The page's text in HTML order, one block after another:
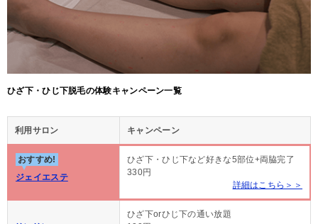
ひざ下・ひじ下脱毛の体験キャンペーン一覧
利用サロン キャンペーン
おすすめ!
ジェイエステ
ひざ下・ひじ下など好きな5部位+両脇完了
330円
詳細はこちら＞＞
ひざ下orひじ下の通い放題